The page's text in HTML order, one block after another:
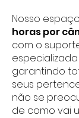
Nosso
horas por
com o
garantindo
seus
não se
de como vai